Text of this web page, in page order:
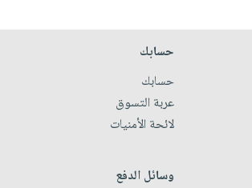
حسابك
حسابك
عربة التسوق
لائحة الأمنيات
وسائل الدفع